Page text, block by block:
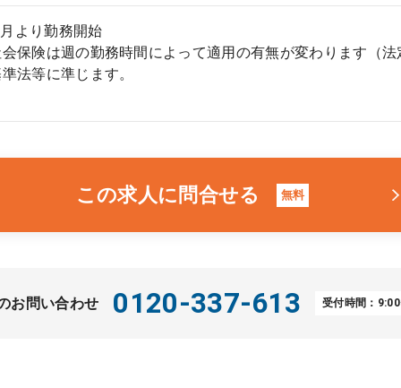
より勤務開始
保険は週の勤務時間によって適用の有無が変わります（
法等に準じます。
この求人に問合せる 無料
お問い合わせ 0120-337-613 受付時間：